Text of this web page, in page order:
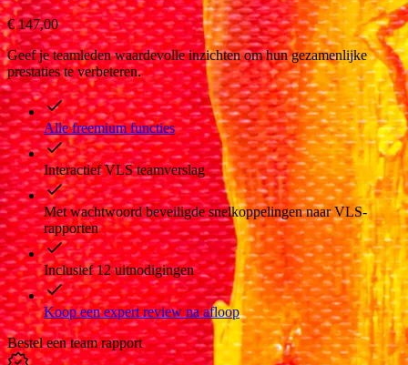
€ 147,00
Geef je teamleden waardevolle inzichten om hun gezamenlijke
prestaties te verbeteren.
Alle freemium functies
Interactief VLS teamverslag
Met wachtwoord beveiligde snelkoppelingen naar VLS-
rapporten
Inclusief 12 uitnodigingen
Koop een expert review na afloop
Bestel een team rapport